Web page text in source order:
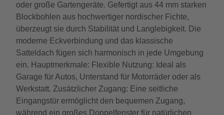
oder große Gartengeräte. Gefertigt aus 44 mm starken
Blockbohlen aus hochwertiger nordischer Fichte,
überzeugt sie durch Stabilität und Langlebigkeit. Die
moderne Eckverbindung und das klassische
Satteldach fügen sich harmonisch in jede Umgebung
ein. Hauptmerkmale: Flexible Nutzung: Ideal als
Garage für Autos, Unterstand für Motorräder oder als
Werkstatt. Zusätzlicher Zugang: Eine seitliche
Eingangstür ermöglicht den bequemen Zugang,
während ein großes Doppelfenster für natürlichen